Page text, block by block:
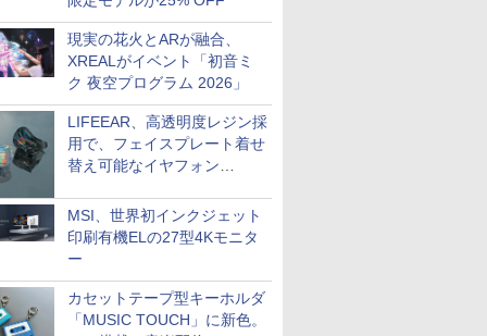
現実の花火とARが融合、
XREALがイベント「初音ミ
ク 夜空プログラム 2026」
LIFEEAR、高透明度レジン採
用で、フェイスプレート着せ
替え可能なイヤフォン
MSI、世界初インクジェット
印刷有機ELの27型4Kモニタ
ー
カセットテープ型キーホルダ
「MUSIC TOUCH」に新色。